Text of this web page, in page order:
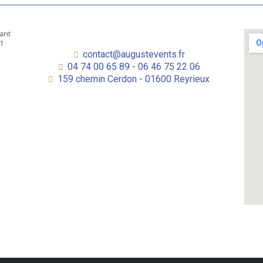
contact@augustevents.fr
04 74 00 65 89 - 06 46 75 22 06
159 chemin Cerdon - 01600 Reyrieux